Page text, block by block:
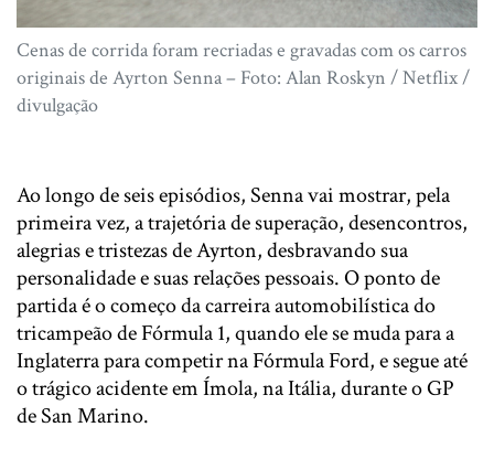
Cenas de corrida foram recriadas e gravadas com os carros
originais de Ayrton Senna – Foto: Alan Roskyn / Netflix /
divulgação
Ao longo de seis episódios,Sennavai mostrar, pela
primeira vez, a trajetória de superação, desencontros,
alegrias e tristezas de Ayrton, desbravando sua
personalidade e suas relações pessoais. O ponto de
partida é o começo da carreira automobilística do
tricampeão de Fórmula 1, quando ele se muda para a
Inglaterra para competir na Fórmula Ford, e segue até
o trágico acidente em Ímola, na Itália, durante o GP
de San Marino.